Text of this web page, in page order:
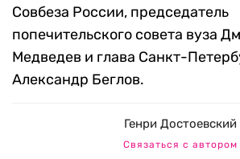
Совбеза России, председатель
попечительского совета вуза
Медведев и глава Санкт-
Александр Беглов.
Генри Достоевский
Связаться с автором